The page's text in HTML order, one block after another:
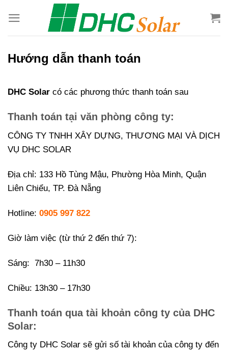
qua
nội
Hướng dẫn thanh toán
DHC Solar có các phương thức thanh toán sau
Thanh toán tại văn phòng công ty:
CÔNG TY TNHH XÂY DỰNG, THƯƠNG MẠI VÀ DỊCH
VỤ DHC SOLAR
Địa chỉ: 133 Hồ Tùng Mậu, Phường Hòa Minh, Quận
Liên Chiểu, TP. Đà Nẵng
Hotline: 0905 997 822
Giờ làm việc (từ thứ 2 đến thứ 7):
Sáng: 7h30 – 11h30
Chiều: 13h30 – 17h30
Thanh toán qua tài khoản công ty của DHC
Solar:
Công ty DHC Solar sẽ gửi số tài khoản của công ty đến